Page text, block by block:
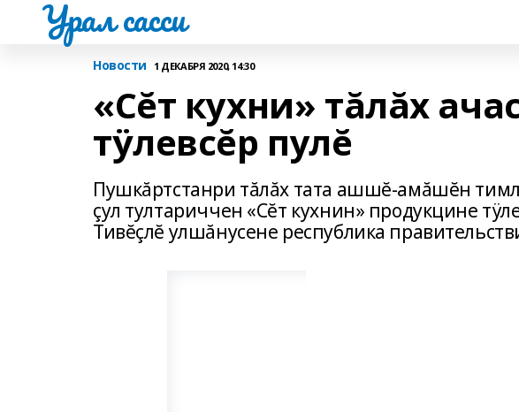
Урал сасси
Новости 1 ДЕКАБРЯ 2020, 14:30
«Сĕт кухни» тăлăх
тÿлевсĕр пулĕ
Пушкăртстанри тăлăх тата ашшĕ-амăшĕн
çул тултариччен «Сĕт кухнин» продукцине
Тивĕçлĕ улшăнусене республика